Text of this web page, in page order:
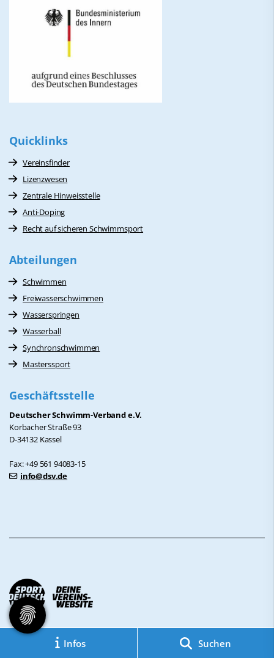
Infos Suchen
Quicklinks
Vereinsfinder
Lizenzwesen
Zentrale Hinweisstelle
Anti-Doping
Recht auf sicheren Schwimmsport
Abteilungen
Schwimmen
Freiwasserschwimmen
Wasserspringen
Wasserball
Synchronschwimmen
Masterssport
Geschäftsstelle
Deutscher Schwimm-Verband e.V.
Korbacher Straße 93
D-34132 Kassel
Fax: +49 561 94083-15
info@dsv.de
Impressum
© 2026 - DSV Deutscher Schwimm-Verband e.V.